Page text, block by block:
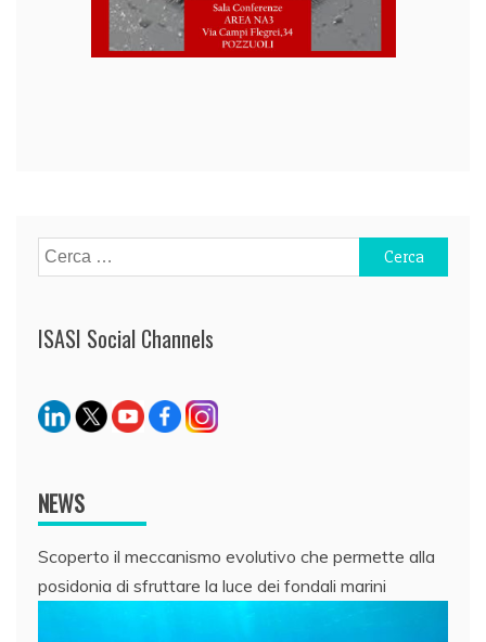
Ricerca
per:
ISASI Social Channels
NEWS
Scoperto il meccanismo evolutivo che permette alla
posidonia di sfruttare la luce dei fondali marini